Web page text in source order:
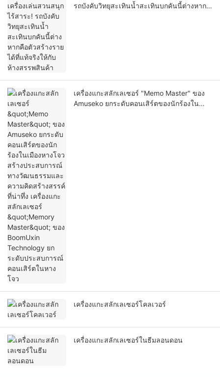
รถบังคับวิทยุสะเทินน้ำสะเทินบกคันนี้ต่างหาก
เครื่องแกะสลักเลเซอร์ "Memo Master" ของ
Amuseko ยกระดับคอนเสิร์ตของนักร้องใน
เครื่องแกะสลักเลเซอร์โคลเวอร์
เครื่องแกะสลักเลเซอร์ในธีมลอนดอน